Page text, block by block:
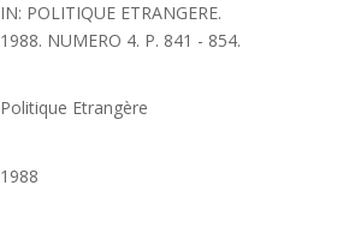
IN: POLITIQUE ETRANGERE.
1988. NUMERO 4. P. 841 - 854.
Politique Etrangère
1988